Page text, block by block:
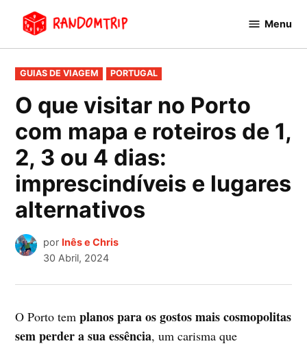
Avançar
conteúdo
Menu
PUBLICADO
EM
GUIAS DE VIAGEM PORTUGAL
O que visitar no Porto
com mapa e roteiros de 1,
2, 3 ou 4 dias:
imprescindíveis e lugares
alternativos
por Inês e Chris
30 Abril, 2024
O Porto templanos para os gostos mais cosmopolitas
sem perder a sua essência, um carisma que